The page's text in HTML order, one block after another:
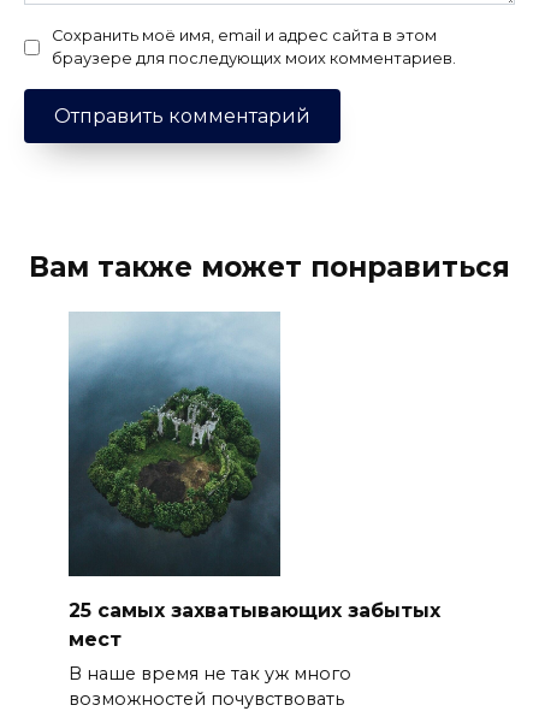
Сохранить моё имя, email и адрес сайта в этом
браузере для последующих моих комментариев.
Вам также может понравиться
25 самых захватывающих забытых
мест
В наше время не так уж много
возможностей почувствовать